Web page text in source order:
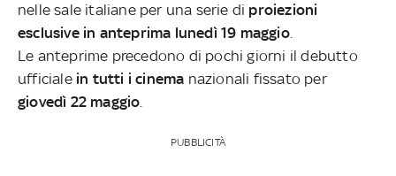
nelle sale italiane per una serie di proiezioni
esclusive in anteprima lunedì 19 maggio.
Le anteprime precedono di pochi giorni il debutto
ufficialein tutti i cinema nazionali fissato per
giovedì 22 maggio.
PUBBLICITÀ